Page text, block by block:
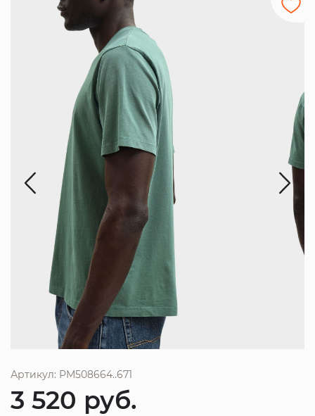
Артикул: PM508664..671
3 520 руб.